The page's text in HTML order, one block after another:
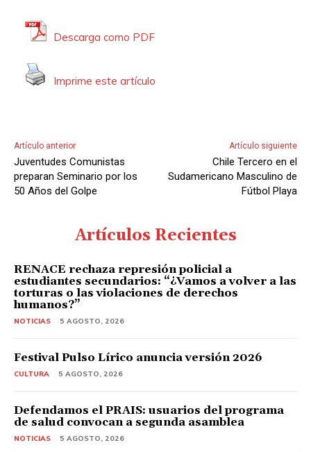
Descarga como PDF
Imprime este artículo
Artículo anterior
Juventudes Comunistas
preparan Seminario por los
50 Años del Golpe
Artículo siguiente
Chile Tercero en el
Sudamericano Masculino de
Fútbol Playa
Artículos Recientes
RENACE rechaza represión policial a
estudiantes secundarios: “¿Vamos a volver a las
torturas o las violaciones de derechos
humanos?”
NOTICIAS 5 AGOSTO, 2026
Festival Pulso Lírico anuncia versión 2026
CULTURA 5 AGOSTO, 2026
Defendamos el PRAIS: usuarios del programa
de salud convocan a segunda asamblea
NOTICIAS 5 AGOSTO, 2026